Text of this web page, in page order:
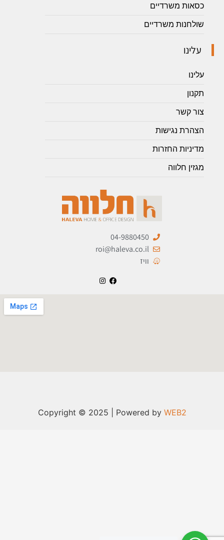
כסאות משרדיים
שולחנות משרדיים
עלינו
עלינו
תקנון
צור קשר
הצהרת נגישות
מדיניות החזרות
מגזין חלווה
04-9880450
roi@haleva.co.il
וויז
Copyright © 2025 | Powered by WEB2